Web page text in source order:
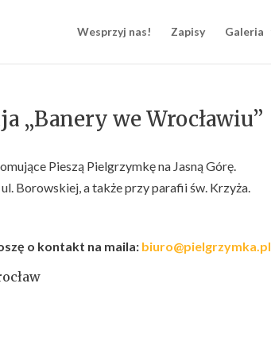
Wesprzyj nas! Zapisy Galeria
„Banery we Wrocławiu”
Pieszą Pielgrzymkę na Jasną Górę.
Borowskiej, a także przy parafii św. Krzyża.
o kontakt na maila: biuro@pielgrzymka.pl